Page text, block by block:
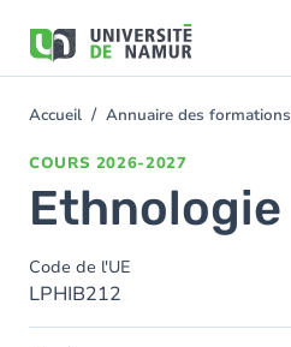
contenu
You
Accueil Annuaire des formations
COURS 2026-2027
Ethnologie
Code de l'UE
LPHIB212